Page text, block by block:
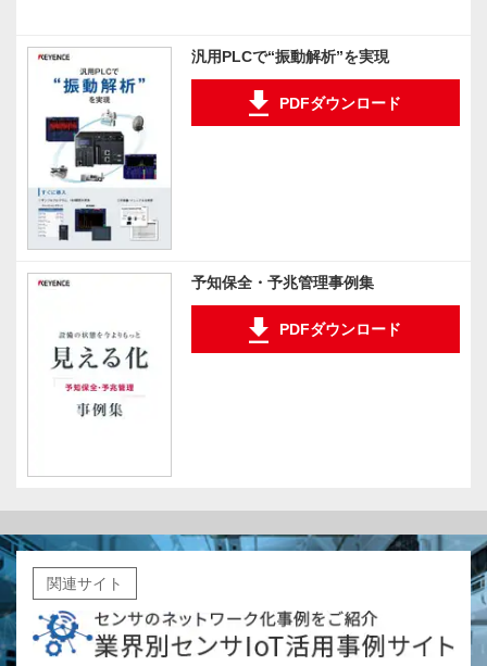
汎用PLCで“振動解析”を実現
PDFダウンロード
予知保全・予兆管理事例集
PDFダウンロード
関連サイト